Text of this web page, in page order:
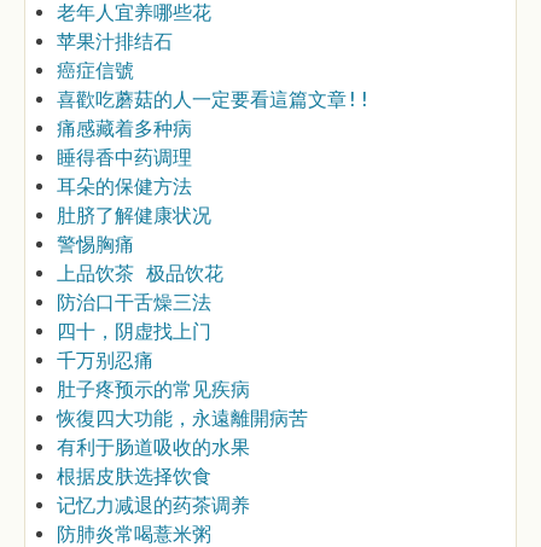
老年人宜养哪些花
苹果汁排结石
癌症信號
喜歡吃蘑菇的人一定要看這篇文章!!
痛感藏着多种病
睡得香中药调理
耳朵的保健方法
肚脐了解健康状况
警惕胸痛
上品饮茶 极品饮花
防治口干舌燥三法
四十，阴虚找上门
千万别忍痛
肚子疼预示的常见疾病
恢復四大功能，永遠離開病苦
有利于肠道吸收的水果
根据皮肤选择饮食
记忆力减退的药茶调养
防肺炎常喝薏米粥